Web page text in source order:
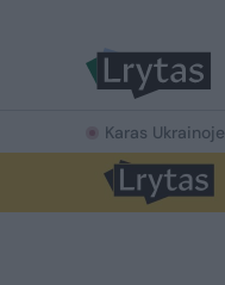
Karas Ukrainoje